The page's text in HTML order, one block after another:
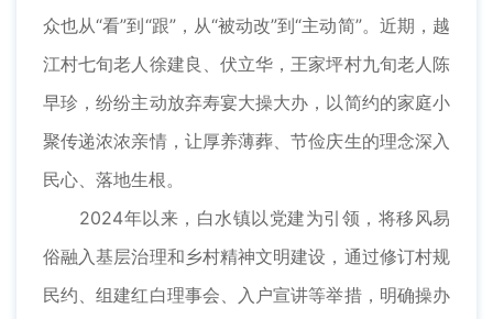
众也从“看”到“跟”，从“被动改”到“主动简”。近期，越
江村七旬老人徐建良、伏立华，王家坪村九旬老人陈
早珍，纷纷主动放弃寿宴大操大办，以简约的家庭小
聚传递浓浓亲情，让厚养薄葬、节俭庆生的理念深入
民心、落地生根。
2024年以来，白水镇以党建为引领，将移风易
俗融入基层治理和乡村精神文明建设，通过修订村规
民约、组建红白理事会、入户宣讲等举措，明确操办